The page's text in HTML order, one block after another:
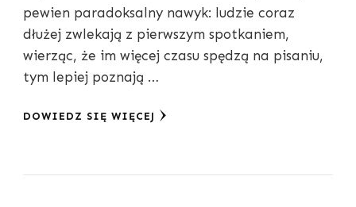
pewien paradoksalny nawyk: ludzie coraz
dłużej zwlekają z pierwszym spotkaniem,
wierząc, że im więcej czasu spędzą na pisaniu,
tym lepiej poznają …
DOWIEDZ SIĘ WIĘCEJ